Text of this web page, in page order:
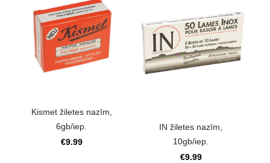
Kismet žiletes nazīm,
6gb/iep.
€9.99
IN žiletes nazīm,
10gb/iep.
€9.99